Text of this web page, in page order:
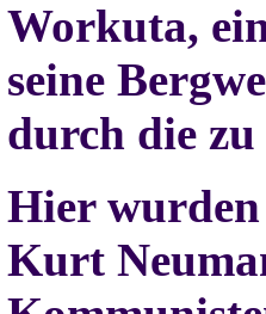
Workuta,
seine
durch die
Hier
Kurt